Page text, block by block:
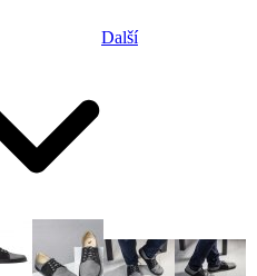
Další